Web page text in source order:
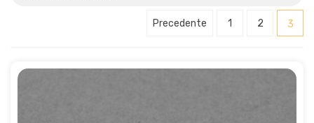
Precedente 1 2 3